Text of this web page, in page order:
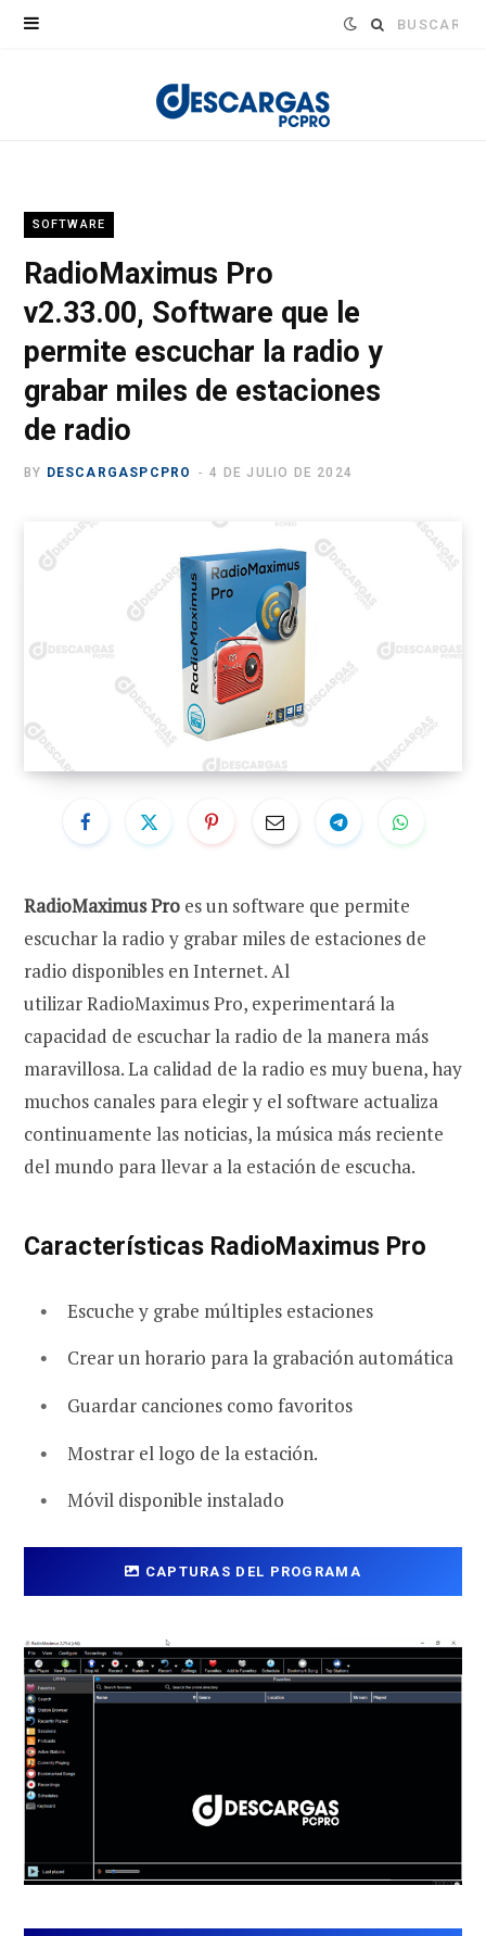
Buscar:
SOFTWARE
RadioMaximus Pro
v2.33.00, Software que le
permite escuchar la radio y
grabar miles de estaciones
de radio
BY DESCARGASPCPRO 4 DE JULIO DE 2024
RadioMaximus Pro es un software que permite
escuchar la radio y grabar miles de estaciones de
radio disponibles en Internet. Al
utilizar RadioMaximus Pro, experimentará la
capacidad de escuchar la radio de la manera más
maravillosa. La calidad de la radio es muy buena, hay
muchos canales para elegir y el software actualiza
continuamente las noticias, la música más reciente
del mundo para llevar a la estación de escucha.
Características RadioMaximus Pro
Escuche y grabe múltiples estaciones
Crear un horario para la grabación automática
Guardar canciones como favoritos
Mostrar el logo de la estación.
Móvil disponible instalado
CAPTURAS DEL PROGRAMA